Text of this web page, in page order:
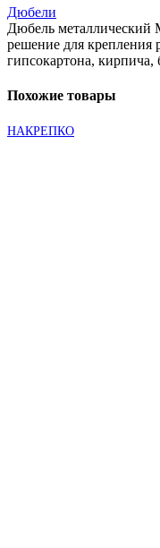
Дюбели
Дюбель
решение для крепления
гипсокартона, кирпича,
Похожие товары
НАКРЕПКО